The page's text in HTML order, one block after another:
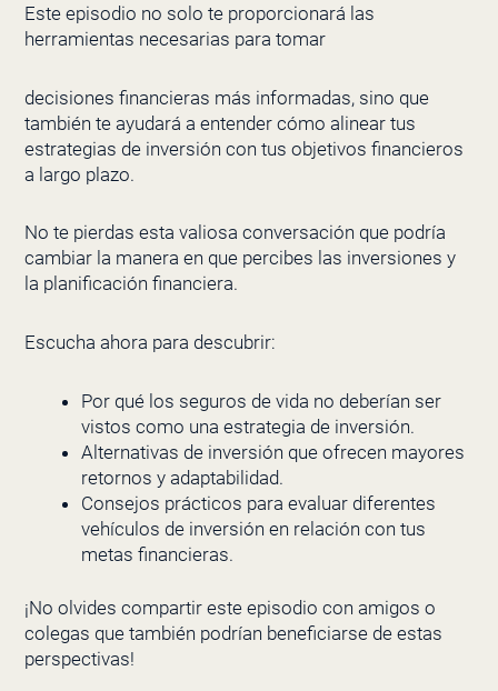
Este episodio no solo te proporcionará las
herramientas necesarias para tomar
decisiones financieras más informadas, sino que
también te ayudará a entender cómo alinear tus
estrategias de inversión con tus objetivos financieros
a largo plazo.
No te pierdas esta valiosa conversación que podría
cambiar la manera en que percibes las inversiones y
la planificación financiera.
Escucha ahora para descubrir:
Por qué los seguros de vida no deberían ser
vistos como una estrategia de inversión.
Alternativas de inversión que ofrecen mayores
retornos y adaptabilidad.
Consejos prácticos para evaluar diferentes
vehículos de inversión en relación con tus
metas financieras.
¡No olvides compartir este episodio con amigos o
colegas que también podrían beneficiarse de estas
perspectivas!